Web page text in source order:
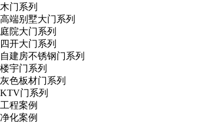
木门系列
高端别墅大门系列
庭院大门系列
四开大门系列
自建房不锈钢门系列
楼宇门系列
灰色板材门系列
KTV门系列
工程案例
净化案例